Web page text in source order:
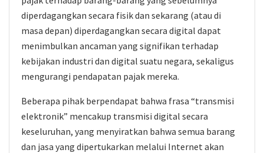
diperdagangkan secara fisik dan sekarang (atau di
masa depan) diperdagangkan secara digital dapat
menimbulkan ancaman yang signifikan terhadap
kebijakan industri dan digital suatu negara, sekaligus
mengurangi pendapatan pajak mereka.
Beberapa pihak berpendapat bahwa frasa “transmisi
elektronik” mencakup transmisi digital secara
keseluruhan, yang menyiratkan bahwa semua barang
dan jasa yang dipertukarkan melalui Internet akan